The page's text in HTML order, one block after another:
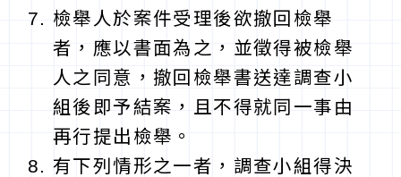
檢舉人於案件受理後欲撤回檢舉
者，應以書面為之，並徵得被檢舉
人之同意，撤回檢舉書送達調查小
組後即予結案，且不得就同一事由
再行提出檢舉。
有下列情形之一者，調查小組得決